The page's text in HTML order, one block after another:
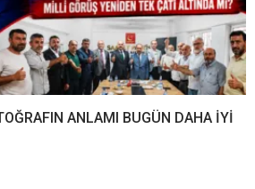
ANLAMI BUGÜN DAHA İYİ